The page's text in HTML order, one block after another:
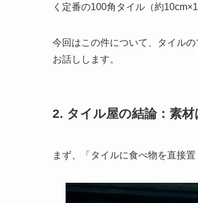
く定番の100角タイル（約
今回はこの件について、タイル
お話しします。
2. タイル屋の結論：素
まず、「タイルに食べ物を直接